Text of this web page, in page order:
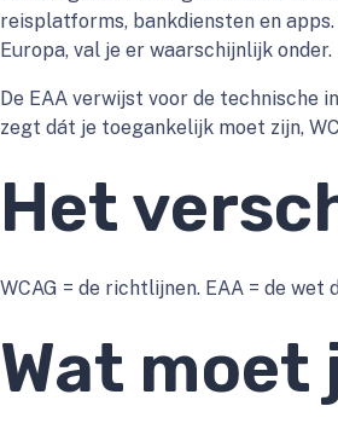
reisplatforms, bankdiensten en
Europa, val je er waarschijnlijk onder.
De EAA verwijst voor de technische
zegt dát je toegankelijk moet zijn,
Het
WCAG = de richtlijnen. EAA = de
Wat moet